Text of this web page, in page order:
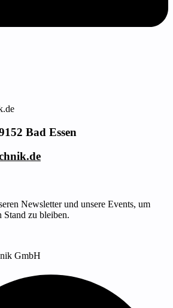
Bad Essen
Newsletter und unsere Events, um
Stand zu bleiben.
GmbH